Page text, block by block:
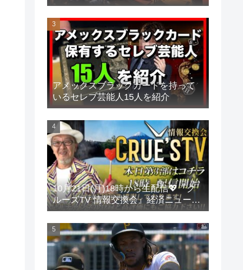
アメックスブラックカードを持って
いるセレブ芸能人15人を紹介
10月21日(月)18時から生配信💖『ク
ルーズTV 情報交換会』経済ニュース
投資 株式市場 新NISA 投資信託 仮想
通貨 ビットコイン 不動産投資 為替
ベトナムドン イラクディナール